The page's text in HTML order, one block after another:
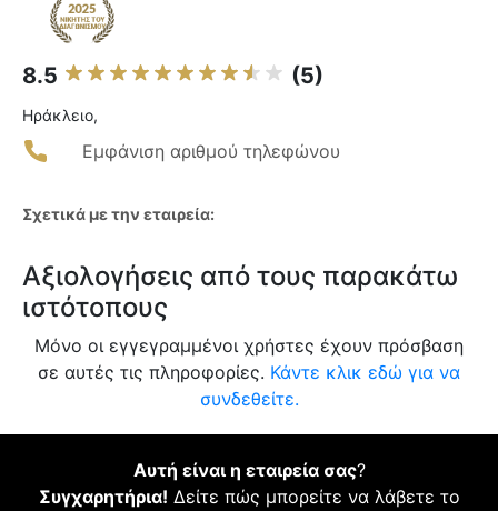
8.5 (5)
Ηράκλειο,
Εμφάνιση αριθμού τηλεφώνου
Σχετικά με την εταιρεία:
Αξιολογήσεις από τους παρακάτω
ιστότοπους
Μόνο οι εγγεγραμμένοι χρήστες έχουν πρόσβαση
σε αυτές τις πληροφορίες. Κάντε κλικ εδώ για να
συνδεθείτε.
Αυτή είναι η εταιρεία σας?
Συγχαρητήρια! Δείτε πώς μπορείτε να λάβετε το